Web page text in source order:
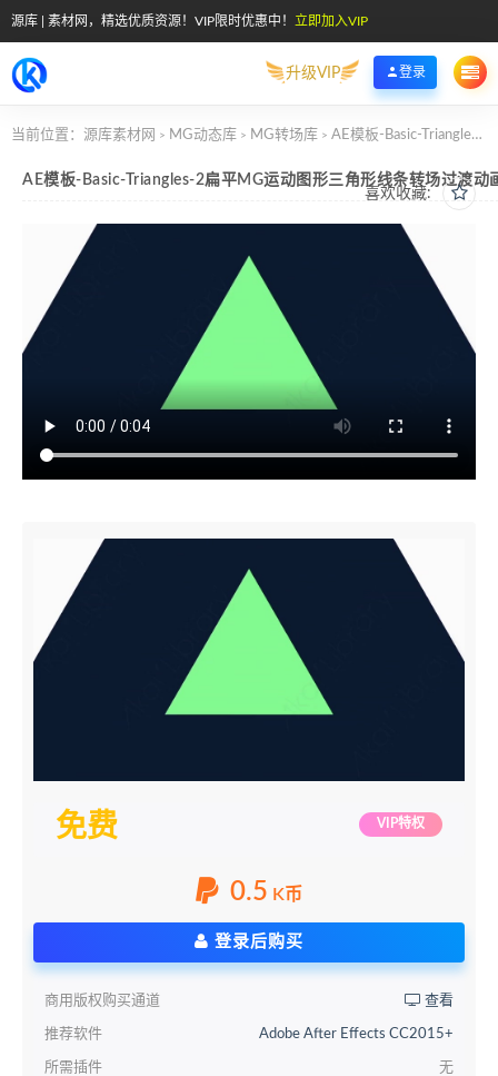
源库 | 素材网，精选优质资源！VIP限时优惠中！ 立即加入VIP
升级VIP 登录
当前位置： 源库素材网 > MG动态库 > MG转场库 > AE模板-Basic-Triangles-2扁平MG运动图形三角形线条转场过渡动画
喜欢收藏:
AE模板-Basic-Triangles-2扁平MG运动图形三角形线条转场过渡动
免费 VIP特权
0.5 K币
登录后购买
商用版权购买通道 查看
推荐软件 Adobe After Effects CC2015+
所需插件 无